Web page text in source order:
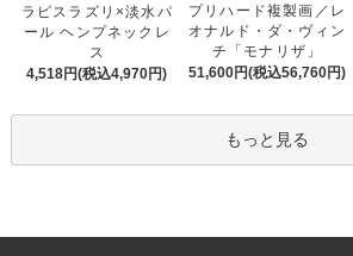
ラピスラズリ×淡水パ
ール ヘンプネックレ
ス
4,518円(税込4,970円)
プリハード複製画／レ
オナルド・ダ・ヴィン
チ「モナリザ」
51,600円(税込56,760円)
もっと見る